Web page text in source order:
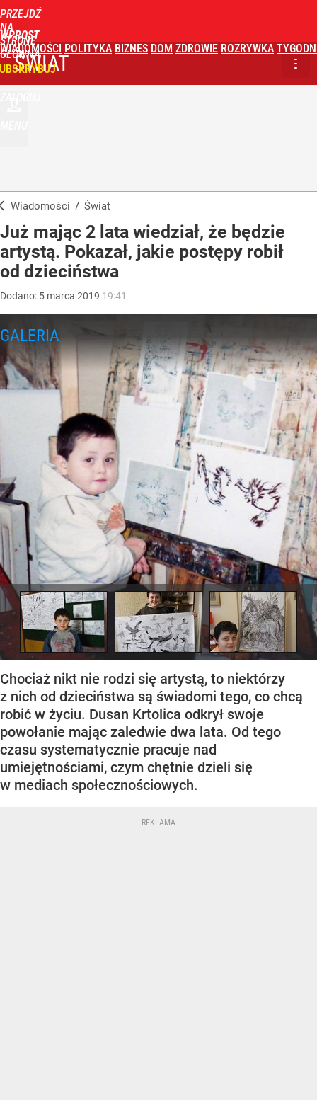
PRZEJDŹ
NA
STRONĘ
GŁÓWNĄ
WPROST
WIADOMOŚCI POLITYKA BIZNES DOM ZDROWIE ROZRYWKA
ŚWIAT
Wiadomości / Świat
Już mając 2 lata wiedział, że będzie
artystą. Pokazał, jakie postępy robił
od dzieciństwa
Dodano: 5 marca 2019 19:41
Chociaż nikt nie rodzi się artystą, to niektórzy
z nich od dzieciństwa są świadomi tego, co chcą
robić w życiu. Dusan Krtolica odkrył swoje
powołanie mając zaledwie dwa lata. Od tego
czasu systematycznie pracuje nad
umiejętnościami, czym chętnie dzieli się
w mediach społecznościowych.